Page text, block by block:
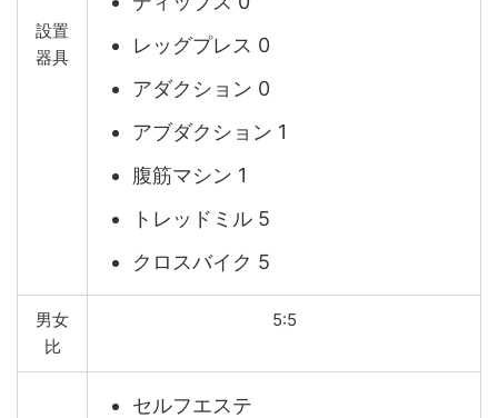
設置
器具
レッグプレス 0
アダクション 0
アブダクション 1
腹筋マシン 1
トレッドミル 5
クロスバイク 5
男女
比
5:5
セルフエステ